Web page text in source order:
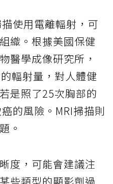
使用電離輻射，可
織。根據美國保健
醫學成像研究所，
輻射量，對人體健
是照了25次胸部的
的風險。MRI掃描則
。
度，可能會建議注